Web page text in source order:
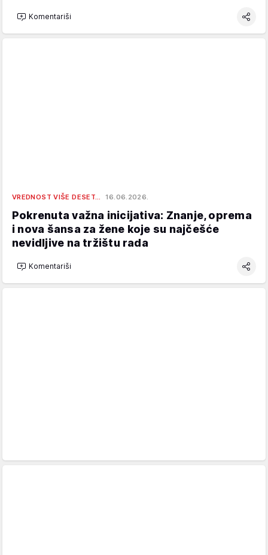
Komentariši
VREDNOST VIŠE DESET… 16.06.2026.
Pokrenuta važna inicijativa: Znanje, oprema
i nova šansa za žene koje su najčešće
nevidljive na tržištu rada
Komentariši